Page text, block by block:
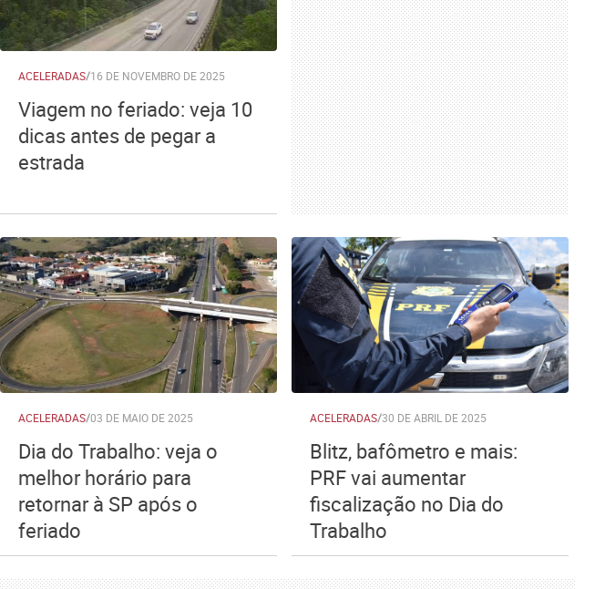
ACELERADAS/16 DE NOVEMBRO DE 2025
Viagem no feriado: veja 10
dicas antes de pegar a
estrada
ACELERADAS/03 DE MAIO DE 2025
Dia do Trabalho: veja o
melhor horário para
retornar à SP após o
feriado
ACELERADAS/30 DE ABRIL DE 2025
Blitz, bafômetro e mais:
PRF vai aumentar
fiscalização no Dia do
Trabalho